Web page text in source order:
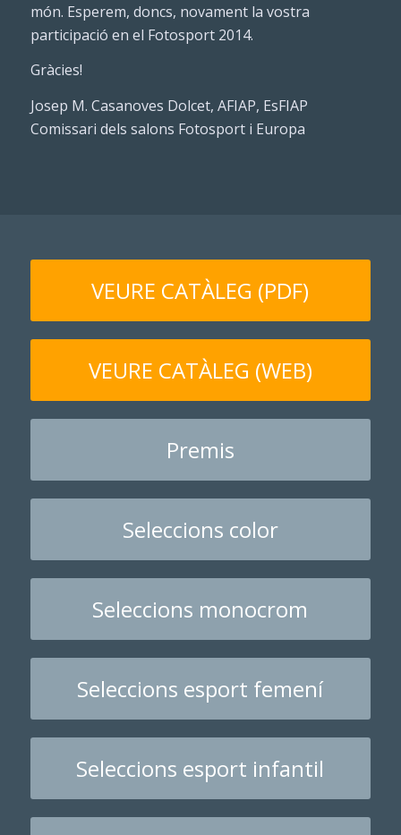
món. Esperem, doncs, novament la vostra
participació en el Fotosport 2014.
Gràcies!
Josep M. Casanoves Dolcet, AFIAP, EsFIAP
Comissari dels salons Fotosport i Europa
VEURE CATÀLEG (PDF)
VEURE CATÀLEG (WEB)
Premis
Seleccions color
Seleccions monocrom
Seleccions esport femení
Seleccions esport infantil